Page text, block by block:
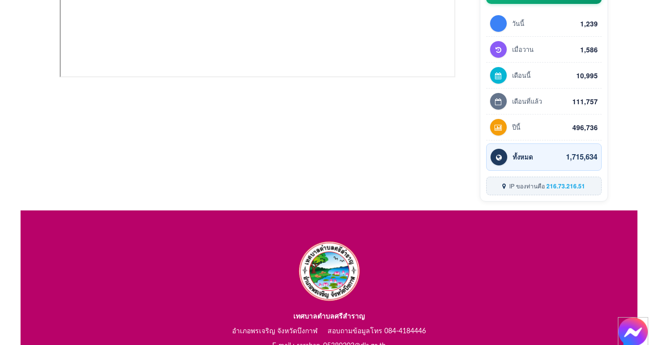
วันนี้ 1,239
เมื่อวาน 1,586
เดือนนี้ 10,995
เดือนที่แล้ว 111,757
ปีนี้ 496,736
ทั้งหมด 1,715,634
IP ของท่านคือ216.73.216.51
เทศบาลตำบลศรีสำราญ
อำเภอพรเจริญ จังหวัดบึงกาฬ สอบถามข้อมูลโทร 084-4184446